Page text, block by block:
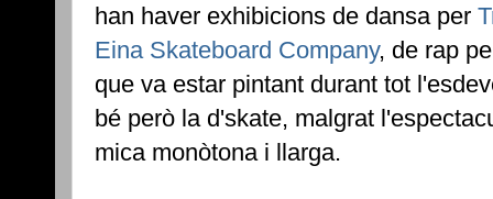
han haver exhibicions de dansa per
Eina Skateboard Company, de rap
que va estar pintant durant tot
bé però la d'skate, malgrat
mica monòtona i llarga.